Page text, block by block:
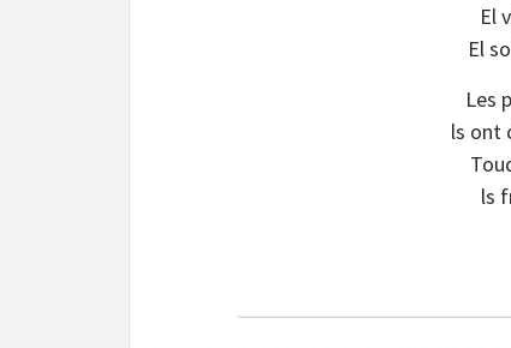
El
El
Les
ls ont
ls